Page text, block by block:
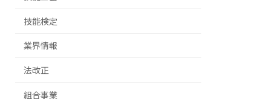
技能検定
業界情報
法改正
組合事業